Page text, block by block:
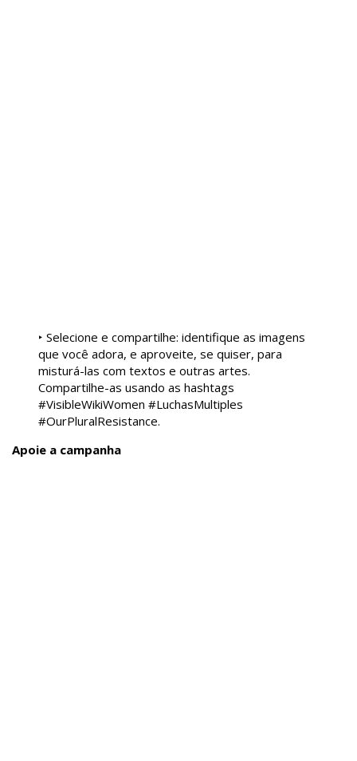
‣ Selecione e compartilhe: identifique as imagens
que você adora, e aproveite, se quiser, para
misturá-las com textos e outras artes.
Compartilhe-as usando as hashtags
#VisibleWikiWomen #LuchasMultiples
#OurPluralResistance.
Apoie a campanha